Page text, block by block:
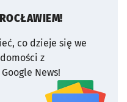
co dzieje się we
z
News!